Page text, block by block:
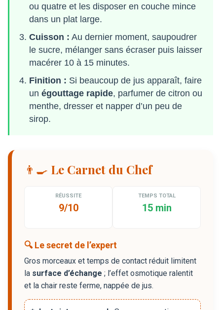
ou quatre et les disposer en couche mince
dans un plat large.
Cuisson : Au dernier moment, saupoudrer
le sucre, mélanger sans écraser puis laisser
macérer 10 à 15 minutes.
Finition : Si beaucoup de jus apparaît, faire
un égouttage rapide, parfumer de citron ou
menthe, dresser et napper d’un peu de
sirop.
👨‍🍳 Le Carnet du Chef
RÉUSSITE
9/10
TEMPS TOTAL
15 min
🔍 Le secret de l’expert
Gros morceaux et temps de contact réduit limitent
la surface d’échange ; l’effet osmotique ralentit
et la chair reste ferme, nappée de jus.